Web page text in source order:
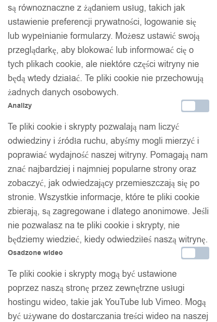
Zegarek damski ekoskóra
wygodny klasyczny
kwarcowy elegancki modny
szary
21,99 zł
są równoznaczne z żądaniem usług, takich jak
ustawienie preferencji prywatności, logowanie się
lub wypełnianie formularzy. Możesz ustawić swoją
przeglądarkę, aby blokować lub informować cię o
tych plikach cookie, ale niektóre części witryny nie
będą wtedy działać. Te pliki cookie nie przechowują
żadnych danych osobowych.
Analizy
Te pliki cookie i skrypty pozwalają nam liczyć
odwiedziny i źródła ruchu, abyśmy mogli mierzyć i
poprawiać wydajność naszej witryny. Pomagają nam
znać najbardziej i najmniej popularne strony oraz
zobaczyć, jak odwiedzający przemieszczają się po
stronie. Wszystkie informacje, które te pliki cookie
zbierają, są zagregowane i dlatego anonimowe. Jeśli
nie pozwalasz na te pliki cookie i skrypty, nie
będziemy wiedzieć, kiedy odwiedziłeś naszą witrynę.
Osadzone wideo
Te pliki cookie i skrypty mogą być ustawione
poprzez naszą stronę przez zewnętrzne usługi
hostingu wideo, takie jak YouTube lub Vimeo. Mogą
być używane do dostarczania treści wideo na naszej